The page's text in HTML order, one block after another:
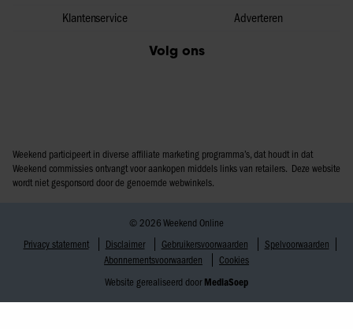
Klantenservice
Adverteren
Volg ons
Weekend participeert in diverse affiliate marketing programma’s, dat houdt in dat
Weekend commissies ontvangt voor aankopen middels links van retailers. Deze website
wordt niet gesponsord door de genoemde webwinkels.
© 2026 Weekend Online
Privacy statement
Disclaimer Gebruikersvoorwaarden
Spelvoorwaarden
Abonnementsvoorwaarden
Cookies
Website gerealiseerd door MediaSoep